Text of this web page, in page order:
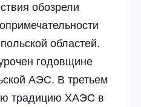
обозрели
областей.
годовщине
АЭС. В третьем
традицию ХАЭС в